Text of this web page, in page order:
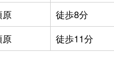
原 徒歩8分
原 徒歩11分